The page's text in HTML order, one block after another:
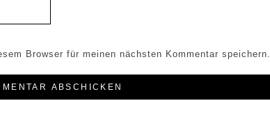
Browser für meinen nächsten Kommentar speichern.